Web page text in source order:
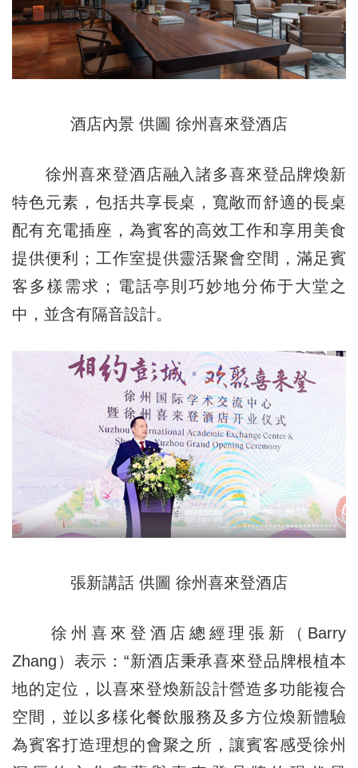
酒店內景 供圖 徐州喜來登酒店
徐州喜來登酒店融入諸多喜來登品牌煥新
特色元素，包括共享長桌，寬敞而舒適的長桌
配有充電插座，為賓客的高效工作和享用美食
提供便利；工作室提供靈活聚會空間，滿足賓
客多樣需求；電話亭則巧妙地分佈于大堂之
中，並含有隔音設計。
張新講話 供圖 徐州喜來登酒店
徐州喜來登酒店總經理張新（Barry
Zhang）表示：“新酒店秉承喜來登品牌根植本
地的定位，以喜來登煥新設計營造多功能複合
空間，並以多樣化餐飲服務及多方位煥新體驗
為賓客打造理想的會聚之所，讓賓客感受徐州